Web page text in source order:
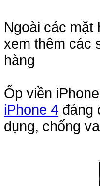
Ngoài các mặt
xem thêm các
hàng
Ốp viền
iPhone 4 đáng
dụng, chống